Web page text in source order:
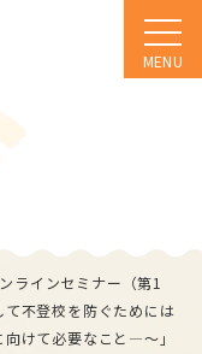
MENU
ラインセミナー（第1
不登校を防ぐためには
けて必要なこと―～」